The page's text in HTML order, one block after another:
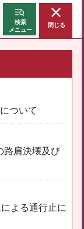
検索
メニュー
閉じる
ついて
路肩決壊及び
よる通行止に